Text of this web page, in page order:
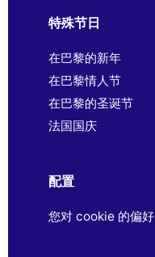
特殊节日
在巴黎的新年
在巴黎情人节
在巴黎的圣诞节
法国国庆
配置
您对 cookie 的偏好